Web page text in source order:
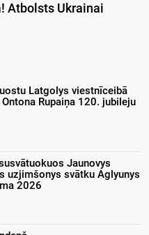
Atbolsts Ukrainai
Latgolys viestnīceibā
Rupaiņa 120. jubileju
Jaunovys
uzjimšonys svātku Aglyunys
2026